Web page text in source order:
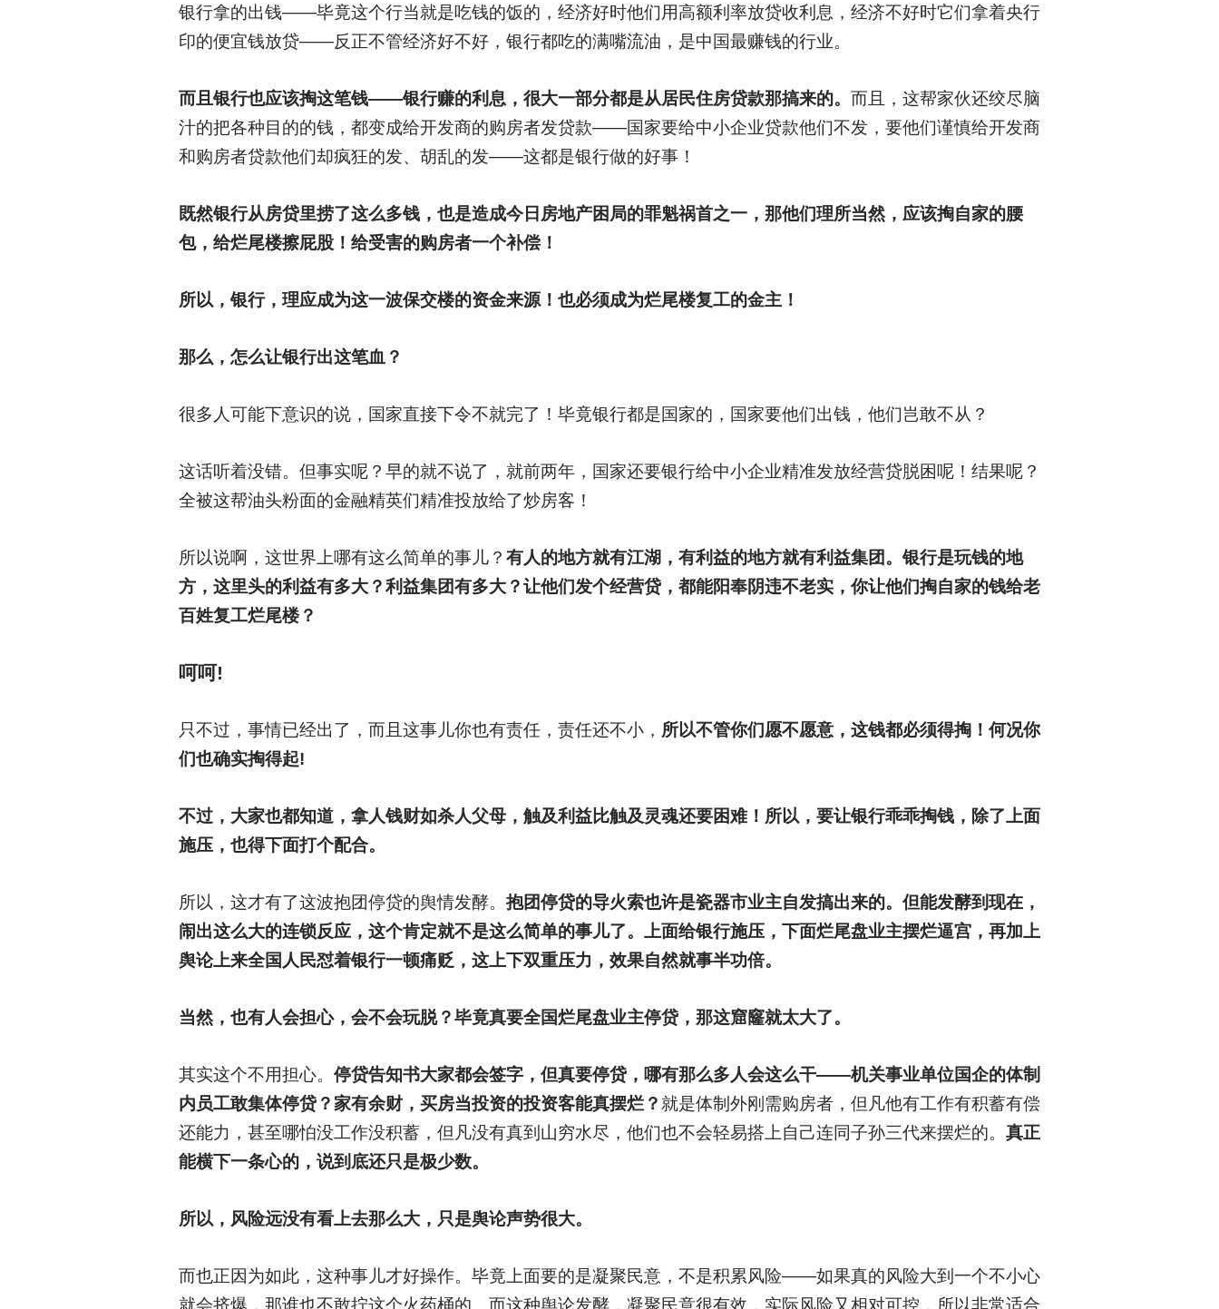
银行拿的出钱——毕竟这个行当就是吃钱的饭的，经济好时他们用高额利率放贷收利息，经济不好时它们拿着央行
印的便宜钱放贷——反正不管经济好不好，银行都吃的满嘴流油，是中国最赚钱的行业。
而且银行也应该掏这笔钱——银行赚的利息，很大一部分都是从居民住房贷款那搞来的。 而且，这帮家伙还绞尽脑
汁的把各种目的的钱，都变成给开发商的购房者发贷款——国家要给中小企业贷款他们不发，要他们谨慎给开发商
和购房者贷款他们却疯狂的发、胡乱的发——这都是银行做的好事！
既然银行从房贷里捞了这么多钱，也是造成今日房地产困局的罪魁祸首之一，那他们理所当然，应该掏自家的腰
包，给烂尾楼擦屁股！给受害的购房者一个补偿！
所以，银行，理应成为这一波保交楼的资金来源！也必须成为烂尾楼复工的金主！
那么，怎么让银行出这笔血？
很多人可能下意识的说，国家直接下令不就完了！毕竟银行都是国家的，国家要他们出钱，他们岂敢不从？
这话听着没错。但事实呢？早的就不说了，就前两年，国家还要银行给中小企业精准发放经营贷脱困呢！结果呢？
全被这帮油头粉面的金融精英们精准投放给了炒房客！
所以说啊，这世界上哪有这么简单的事儿？ 有人的地方就有江湖，有利益的地方就有利益集团。银行是玩钱的地
方，这里头的利益有多大？利益集团有多大？让他们发个经营贷，都能阳奉阴违不老实，你让他们掏自家的钱给老
百姓复工烂尾楼？
呵呵!
只不过，事情已经出了，而且这事儿你也有责任，责任还不小， 所以不管你们愿不愿意，这钱都必须得掏！何况你
们也确实掏得起!
不过，大家也都知道，拿人钱财如杀人父母，触及利益比触及灵魂还要困难！所以，要让银行乖乖掏钱，除了上面
施压，也得下面打个配合。
所以，这才有了这波抱团停贷的舆情发酵。 抱团停贷的导火索也许是瓷器市业主自发搞出来的。但能发酵到现在，
闹出这么大的连锁反应，这个肯定就不是这么简单的事儿了。上面给银行施压，下面烂尾盘业主摆烂逼宫，再加上
舆论上来全国人民怼着银行一顿痛贬，这上下双重压力，效果自然就事半功倍。
当然，也有人会担心，会不会玩脱？毕竟真要全国烂尾盘业主停贷，那这窟窿就太大了。
其实这个不用担心。 停贷告知书大家都会签字，但真要停贷，哪有那么多人会这么干——机关事业单位国企的体制
内员工敢集体停贷？家有余财，买房当投资的投资客能真摆烂？ 就是体制外刚需购房者，但凡他有工作有积蓄有偿
还能力，甚至哪怕没工作没积蓄，但凡没有真到山穷水尽，他们也不会轻易搭上自己连同子孙三代来摆烂的。 真正
能横下一条心的，说到底还只是极少数。
所以，风险远没有看上去那么大，只是舆论声势很大。
而也正因为如此，这种事儿才好操作。毕竟上面要的是凝聚民意，不是积累风险——如果真的风险大到一个不小心
就会挤爆，那谁也不敢拧这个火药桶的。而这种舆论发酵，凝聚民意很有效，实际风险又相对可控，所以非常适合